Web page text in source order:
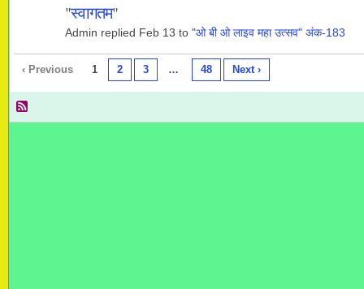
"स्वागतम"
Admin replied Feb 13 to "ओ बी ओ लाइव महा उत्सव" अंक-183
‹ Previous 1 2 3 … 48 Next ›